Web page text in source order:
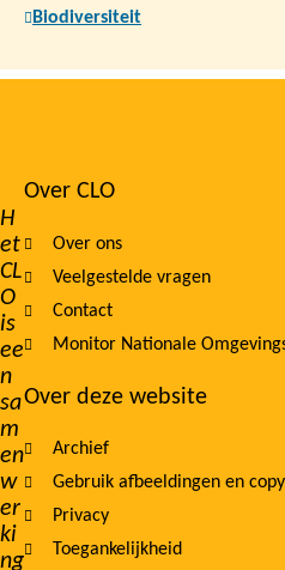
Biodiversiteit
H
et
CL
O
is
ee
n
sa
m
en
w
er
ki
ng
Footer
navigation
Over CLO
Over ons
Veelgestelde vragen
Contact
Monitor Nationale
Over deze website
Archief
Gebruik afbeeldingen en
Privacy
Toegankelijkheid